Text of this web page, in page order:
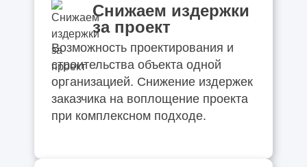
Снижаем издержки
за проект
Возможность проектирования и
строительства объекта одной
организацией. Снижение издержек
заказчика на воплощение проекта
при комплексном подходе.